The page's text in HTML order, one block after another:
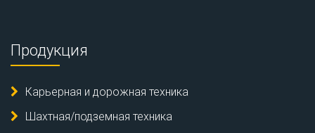
Продукция
Карьерная и дорожная техника
Шахтная/подземная техника